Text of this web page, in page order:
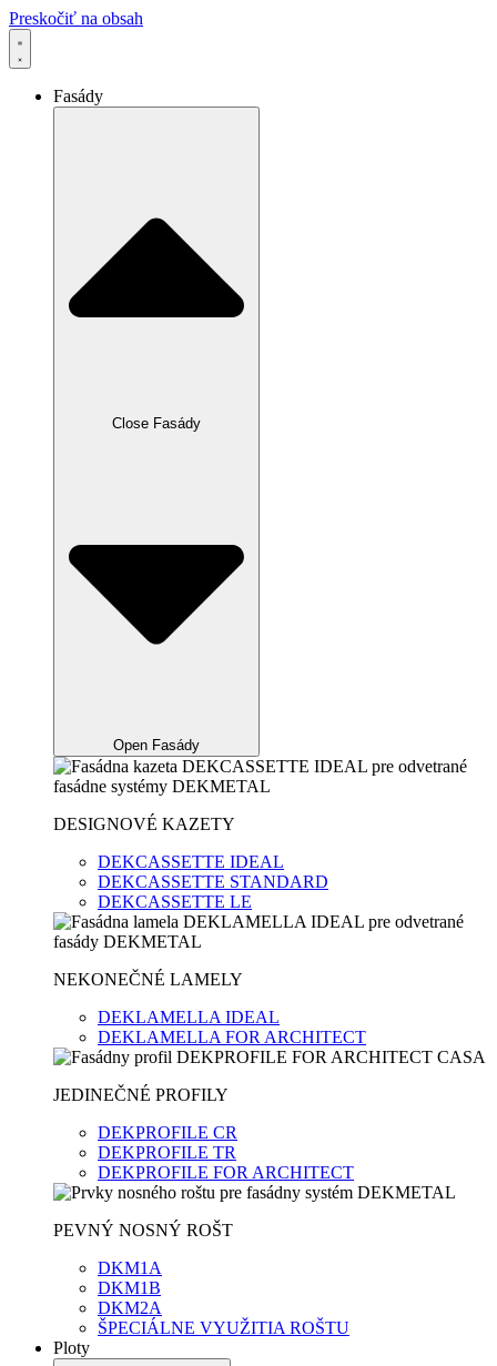
Preskočiť na obsah
Fasády
Close Fasády
Open Fasády
DESIGNOVÉ KAZETY
DEKCASSETTE IDEAL
DEKCASSETTE STANDARD
DEKCASSETTE LE
NEKONEČNÉ LAMELY
DEKLAMELLA IDEAL
DEKLAMELLA FOR ARCHITECT
JEDINEČNÉ PROFILY
DEKPROFILE CR
DEKPROFILE TR
DEKPROFILE FOR ARCHITECT
PEVNÝ NOSNÝ ROŠT
DKM1A
DKM1B
DKM2A
ŠPECIÁLNE VYUŽITIA ROŠTU
Ploty